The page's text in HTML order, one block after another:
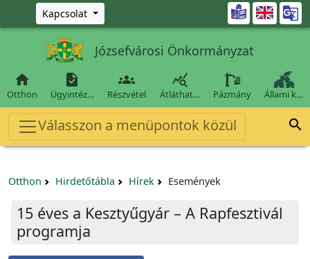
Ugrás a fő tartalomra
Kapcsolat 
Józsefvárosi Önkormányzat

Otthon

Ügyintéz…

Részvétel

Átláthat… Pázmány Állami k…
Válasszon a menüpontok közül 
Otthon Hirdetőtábla Hírek Események
15 éves a Kesztyűgyár – A Rapfesztivál
programja